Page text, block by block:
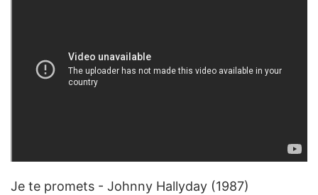
Je te promets - Johnny Hallyday (1987)